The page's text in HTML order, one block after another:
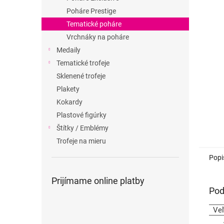
Poháre Prestige
Tematické poháre
Vrchnáky na poháre
Medaily
Tematické trofeje
Sklenené trofeje
Plakety
Kokardy
Plastové figúrky
Štítky / Emblémy
Trofeje na mieru
Prijímame online platby